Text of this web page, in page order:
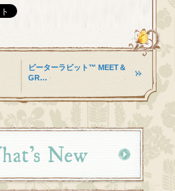
ピーターラビット™ MEET＆
GR…